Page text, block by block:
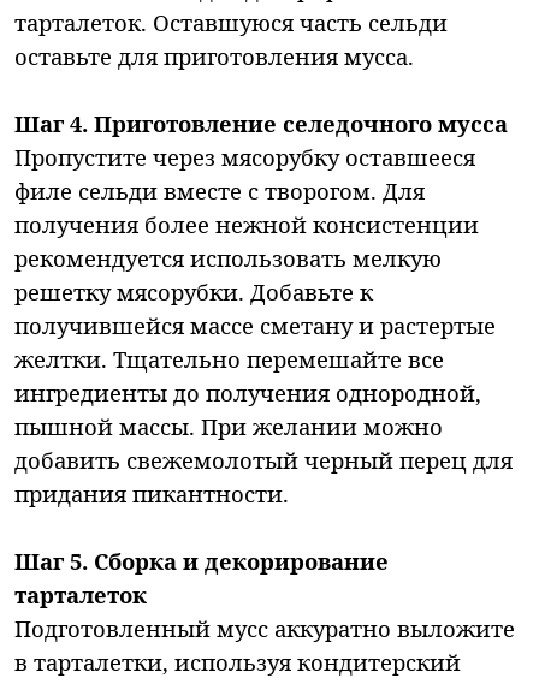
тарталеток. Оставшуюся часть сельди
оставьте для приготовления мусса.
Шаг 4. Приготовление селедочного мусса
Пропустите через мясорубку оставшееся
филе сельди вместе с творогом. Для
получения более нежной консистенции
рекомендуется использовать мелкую
решетку мясорубки. Добавьте к
получившейся массе сметану и растертые
желтки. Тщательно перемешайте все
ингредиенты до получения однородной,
пышной массы. При желании можно
добавить свежемолотый черный перец для
придания пикантности.
Шаг 5. Сборка и декорирование
тарталеток
Подготовленный мусс аккуратно выложите
в тарталетки, используя кондитерский